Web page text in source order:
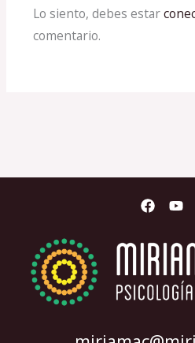
Lo siento, debes estar
comentario.